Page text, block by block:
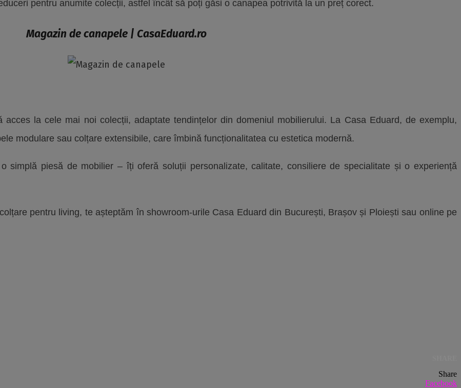
pentru anumite colecții, astfel încât să poți găsi o canapea potrivită la un preț corect.
Magazin de canapele | CasaEduard.ro
acces la cele mai noi colecții, adaptate tendințelor din domeniul mobilierului. La Casa Eduard, de exemplu,
modulare sau colțare extensibile, care îmbină funcționalitatea cu estetica modernă.
simplă piesă de mobilier – îți oferă soluții personalizate, calitate, consiliere de specialitate și o experiență
pentru living, te așteptăm în showroom-urile Casa Eduard din București, Brașov și Ploiești sau online pe
Share
Facebook